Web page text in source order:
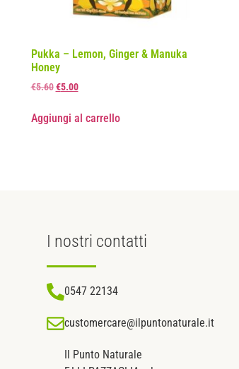
Pukka – Lemon, Ginger & Manuka
Honey
€5.60 €5.00
Aggiungi al carrello
I nostri contatti
0547 22134
customercare@ilpuntonaturale.it
Il Punto Naturale